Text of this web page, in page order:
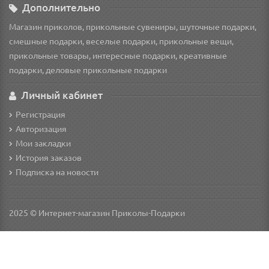
Дополнительно
Магазин приколов, прикольные сувениры, шуточные подарки,
смешные подарки, веселые подарки, прикольные вещи,
прикольные товары, интересные подарки, креативные
подарки, деловые прикольные подарки
Личный кабинет
Регистрация
Авторизация
Мои закладки
История заказов
Подписка на новости
2025 © Интернет-магазин Приколы-Подарки